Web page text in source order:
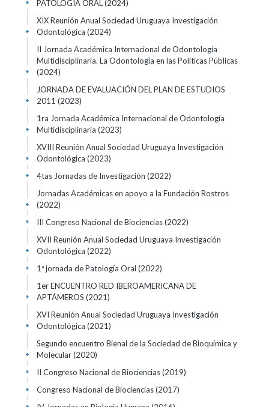
PATOLOGIA ORAL(2024)
+
XIX Reunión Anual Sociedad Uruguaya Investigación
Odontológica (2024)
+
II Jornada Académica Internacional de Odontología
Multidisciplinaria. La Odontología en las Políticas Públicas
(2024)
+
JORNADA DE EVALUACIÓN DEL PLAN DE ESTUDIOS
2011 (2023)
+
1ra Jornada Académica Internacional de Odontología
Multidisciplinaria (2023)
+
XVIII Reunión Anual Sociedad Uruguaya Investigación
Odontológica (2023)
+
4tas Jornadas de Investigación (2022)
+
Jornadas Académicas en apoyo a la Fundación Rostros
(2022)
+
III Congreso Nacional de Biociencias(2022)
+
XVII Reunión Anual Sociedad Uruguaya Investigación
Odontológica (2022)
+
1ª jornada de Patología Oral (2022)
+
1er ENCUENTRO RED IBEROAMERICANA DE
APTÁMEROS (2021)
+
XVI Reunión Anual Sociedad Uruguaya Investigación
Odontológica (2021)
+
Segundo encuentro Bienal de la Sociedad de Bioquímica y
Molecular(2020)
+
II Congreso Nacional de Biociencias(2019)
+
Congreso Nacional de Biociencias(2017)
+